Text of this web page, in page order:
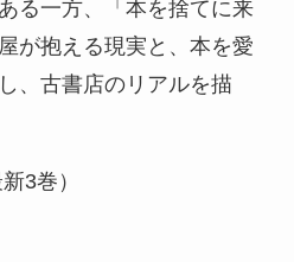
る一方、「本を捨てに来
が抱える現実と、本を愛
、古書店のリアルを描
3巻）